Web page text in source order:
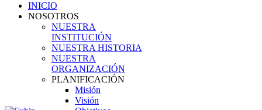
INICIO
NOSOTROS
NUESTRA
INSTITUCIÓN
NUESTRA HISTORIA
NUESTRA
ORGANIZACIÓN
PLANIFICACIÓN
Misión
Visión